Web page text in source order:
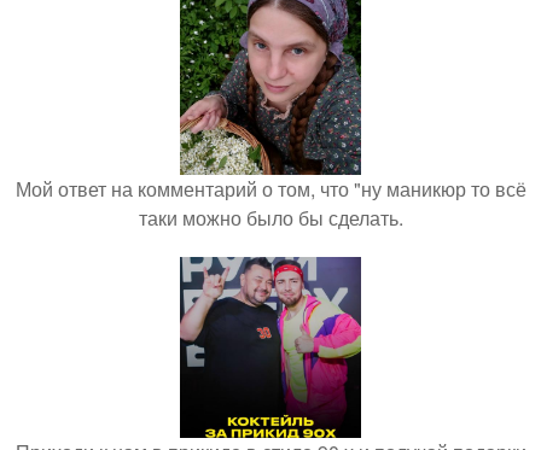
Мой ответ на комментарий о том, что "ну маникюр то всё
таки можно было бы сделать.